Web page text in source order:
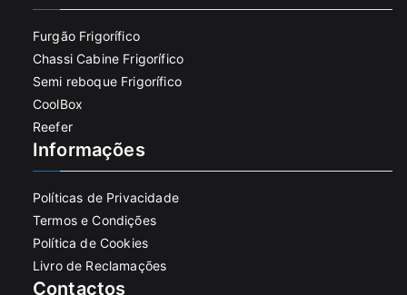
Furgão Frigorífico
Chassi Cabine Frigorífico
Semi reboque Frigorífico
CoolBox
Reefer
Informações
Políticas de Privacidade
Termos e Condições
Política de Cookies
Livro de Reclamações
Contactos